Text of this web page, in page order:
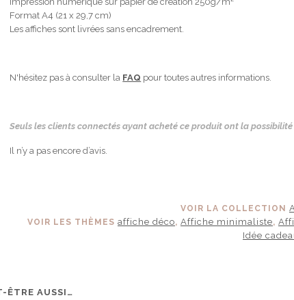
Format A4 (21 x 29,7 cm)
Les affiches sont livrées sans encadrement.
N'hésitez pas à consulter la FAQ pour toutes autres informations.
Seuls les clients connectés ayant acheté ce produit ont la possibilité
Il n’y a pas encore d’avis.
VOIR LA COLLECTION
VOIR LES THÈMES affiche déco, Affiche minimaliste,
Idée
ÊTRE AUSSI…